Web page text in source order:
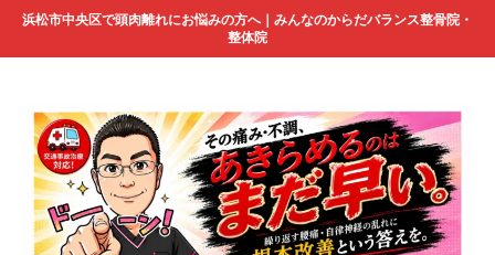
浜松市中央区で頭肉離れにお悩みの方へ｜みんなのからだバランス整骨院・
整体院